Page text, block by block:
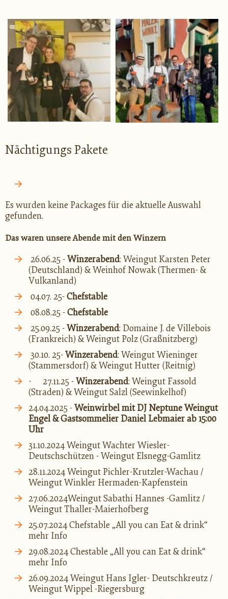
Nächtigungs Pakete
Es wurden keine Packages für die aktuelle Auswahl
gefunden.
Das waren unsere Abende mit den Winzern
26.06.25 -Winzerabend: Weingut Karsten Peter
(Deutschland) & Weinhof Nowak (Thermen- &
Vulkanland)
04.07. 25-Chefstable
08.08.25 -Chefstable
25.09.25 -Winzerabend: Domaine J. de Villebois
(Frankreich) & Weingut Polz (Graßnitzberg)
30.10. 25-Winzerabend: Weingut Wieninger
(Stammersdorf) & Weingut Hutter (Reitnig)
· 27.11.25 -Winzerabend: Weingut Fassold
(Straden) & Weingut Salzl (Seewinkelhof)
24.04.2025 -Weinwirbel mit DJ Neptune Weingut
Engel & Gastsommelier Daniel Lebmaier ab 15:00
Uhr
31.10.2024 Weingut Wachter Wiesler-
Deutschschützen - Weingut Elsnegg-Gamlitz
28.11.2024 Weingut Pichler-Krutzler-Wachau /
Weingut Winkler Hermaden-Kapfenstein
27.06.2024WeingutSabathi Hannes -Gamlitz /
Weingut Thaller-Maierhofberg
25.07.2024Chefstable „Allyoucan Eat &drink“
mehr Info
29.08.2024Chestable „Allyoucan Eat &drink“
mehr Info
26.09.2024 Weingut Hans Igler- Deutschkreutz /
Weingut Wippel -Riegersburg